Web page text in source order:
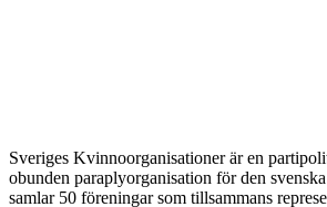
Sveriges Kvinnoorganisationer är en
obunden paraplyorganisation för den
samlar 50 föreningar som tillsammans